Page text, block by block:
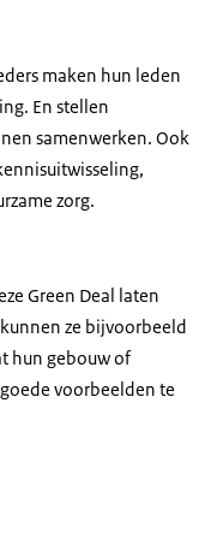
hoe
verduurzamen
maken hun leden
En stellen
samenwerken. Ook
zorg.
Green Deal laten
ze bijvoorbeeld
hun gebouw of
voorbeelden te